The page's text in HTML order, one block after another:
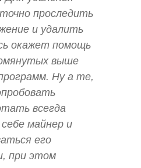
проследить
и удалить
окажет помощь
выше
Ну а те,
всегда
майнер и
его
при этом